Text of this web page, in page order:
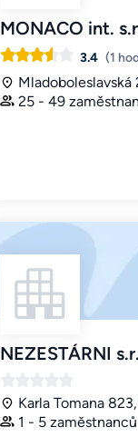
MONACO int.
3.4 (1
Mladoboleslavská
25 - 49
NEZESTÁRNI
Karla Tomana
1 - 5 zaměstnanců